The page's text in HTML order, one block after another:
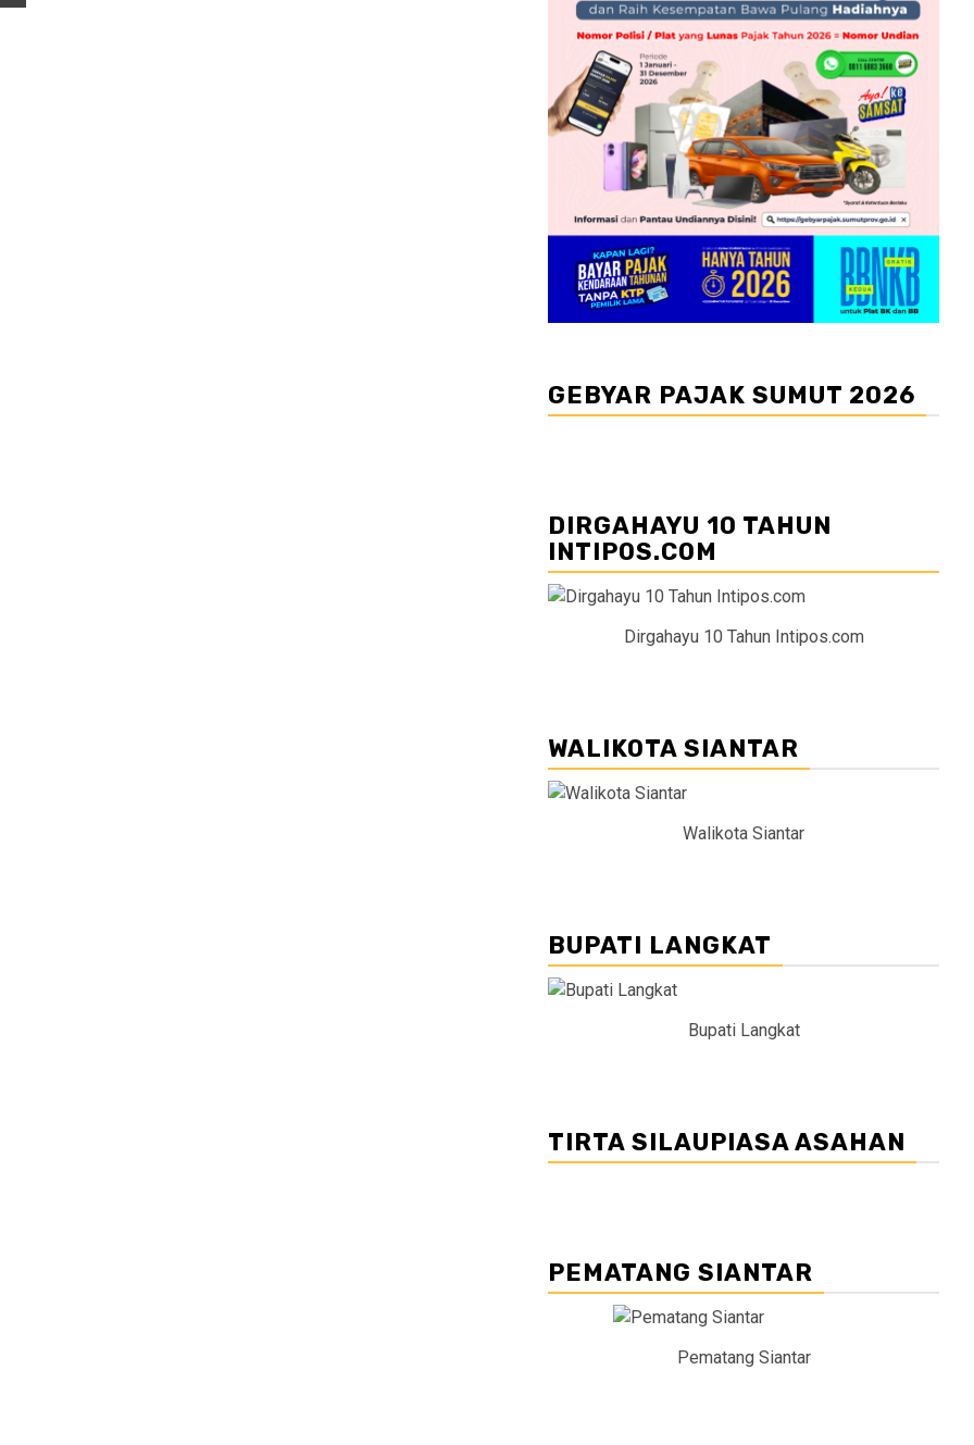
GEBYAR PAJAK SUMUT 2026
DIRGAHAYU 10 TAHUN
INTIPOS.COM
Dirgahayu 10 Tahun Intipos.com
WALIKOTA SIANTAR
Walikota Siantar
BUPATI LANGKAT
Bupati Langkat
TIRTA SILAUPIASA ASAHAN
PEMATANG SIANTAR
Pematang Siantar